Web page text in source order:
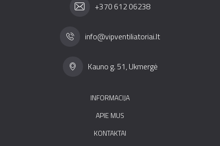
+370 612 06238
info@vipventiliatoriai.lt
Kauno g. 51, Ukmergė
INFORMACIJA
APIE MUS
KONTAKTAI